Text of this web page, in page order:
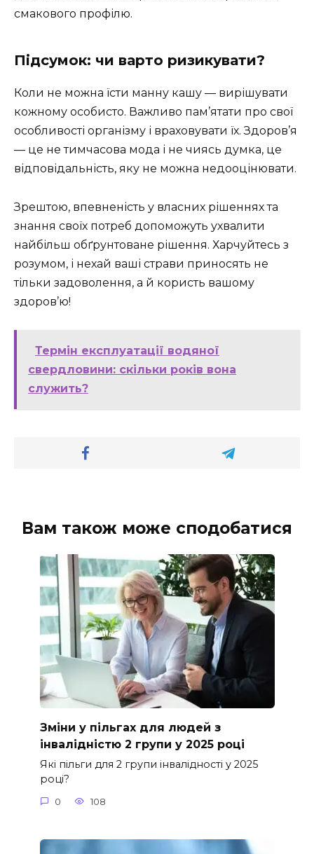
смакового профілю.
Підсумок: чи варто ризикувати?
Коли не можна їсти манну кашу — вирішувати
кожному особисто. Важливо пам’ятати про свої
особливості організму і враховувати їх. Здоров’я
— це не тимчасова мода і не чиясь думка, це
відповідальність, яку не можна недооцінювати.
Зрештою, впевненість у власних рішеннях та
знання своїх потреб допоможуть ухвалити
найбільш обґрунтоване рішення. Харчуйтесь з
розумом, і нехай ваші страви приносять не
тільки задоволення, а й користь вашому
здоров’ю!
Термін експлуатації водяної
свердловини: скільки років вона
служить?
Вам також може сподобатися
Зміни у пільгах для людей з
інвалідністю 2 групи у 2025 році
Які пільги для 2 групи інвалідності у 2025
році?
0 108